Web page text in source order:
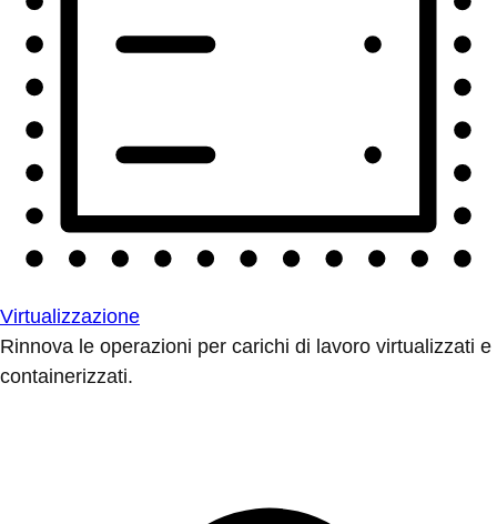
Virtualizzazione
Rinnova le operazioni per carichi di lavoro virtualizzati e
containerizzati.